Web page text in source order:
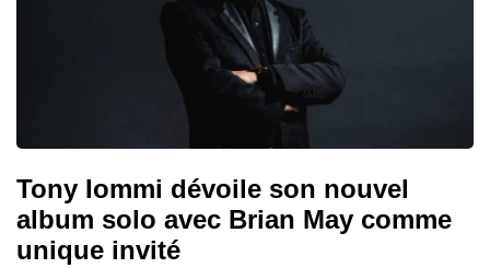
Tony Iommi dévoile son nouvel
album solo avec Brian May comme
unique invité